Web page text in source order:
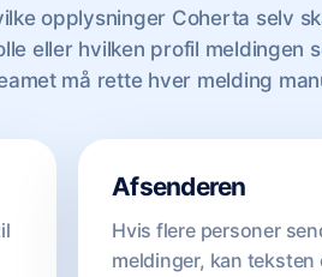
opplysninger Coherta selv
eller hvilken profil meldingen
må rette hver melding
Afsenderen
Hvis flere personer
meldinger, kan teksten